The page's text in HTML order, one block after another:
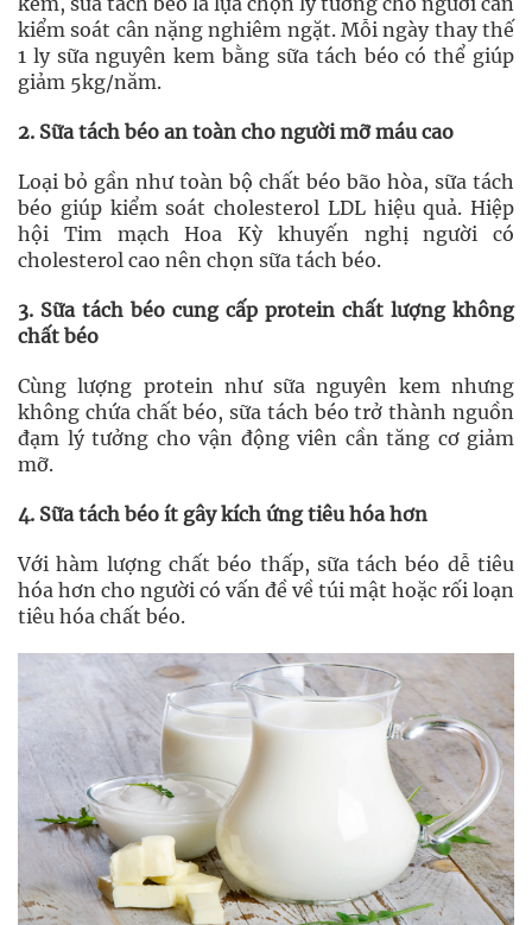
kiểm soát cân nặng nghiêm ngặt. Mỗi ngày thay thế
1 ly sữa nguyên kem bằng sữa tách béo có thể giúp
giảm 5kg/năm.
2. Sữa tách béo an toàn cho người mỡ máu cao
Loại bỏ gần như toàn bộ chất béo bão hòa, sữa tách
béo giúp kiểm soát cholesterol LDL hiệu quả. Hiệp
hội Tim mạch Hoa Kỳ khuyến nghị người có
cholesterol cao nên chọn sữa tách béo.
3. Sữa tách béo cung cấp protein chất lượng không
chất béo
Cùng lượng protein như sữa nguyên kem nhưng
không chứa chất béo, sữa tách béo trở thành nguồn
đạm lý tưởng cho vận động viên cần tăng cơ giảm
mỡ.
4. Sữa tách béo ít gây kích ứng tiêu hóa hơn
Với hàm lượng chất béo thấp, sữa tách béo dễ tiêu
hóa hơn cho người có vấn đề về túi mật hoặc rối loạn
tiêu hóa chất béo.